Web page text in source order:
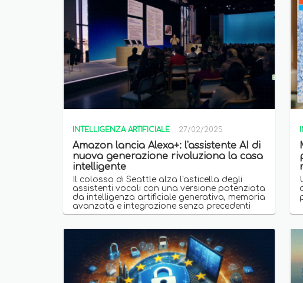
INTELLIGENZA ARTIFICIALE 27/02/2025
Amazon lancia Alexa+: l'assistente AI di
nuova generazione rivoluziona la casa
intelligente
Il colosso di Seattle alza l'asticella degli
assistenti vocali con una versione potenziata
da intelligenza artificiale generativa, memoria
avanzata e integrazione senza precedenti